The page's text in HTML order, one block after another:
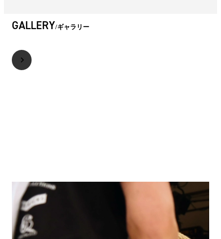
GALLERY ギャラリー